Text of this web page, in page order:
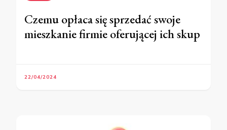
Czemu opłaca się sprzedać swoje
mieszkanie firmie oferującej ich skup
22/04/2024